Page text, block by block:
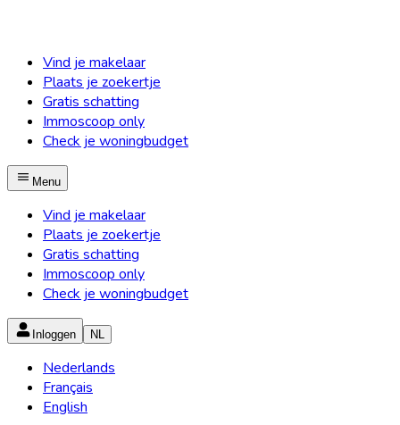
Vind je makelaar
Plaats je zoekertje
Gratis schatting
Immoscoop only
Check je woningbudget
Menu
Vind je makelaar
Plaats je zoekertje
Gratis schatting
Immoscoop only
Check je woningbudget
Inloggen NL
Nederlands
Français
English